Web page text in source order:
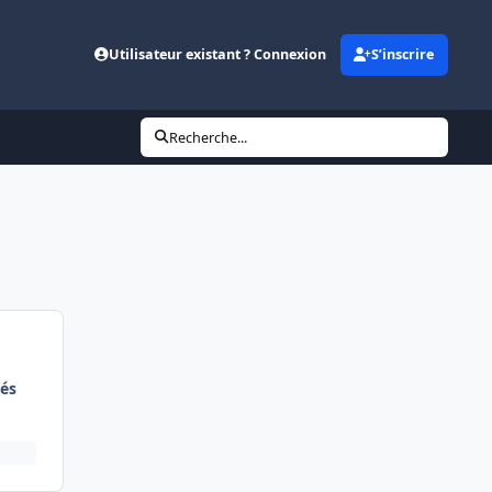
Utilisateur existant ? Connexion S’inscrire
Recherche...